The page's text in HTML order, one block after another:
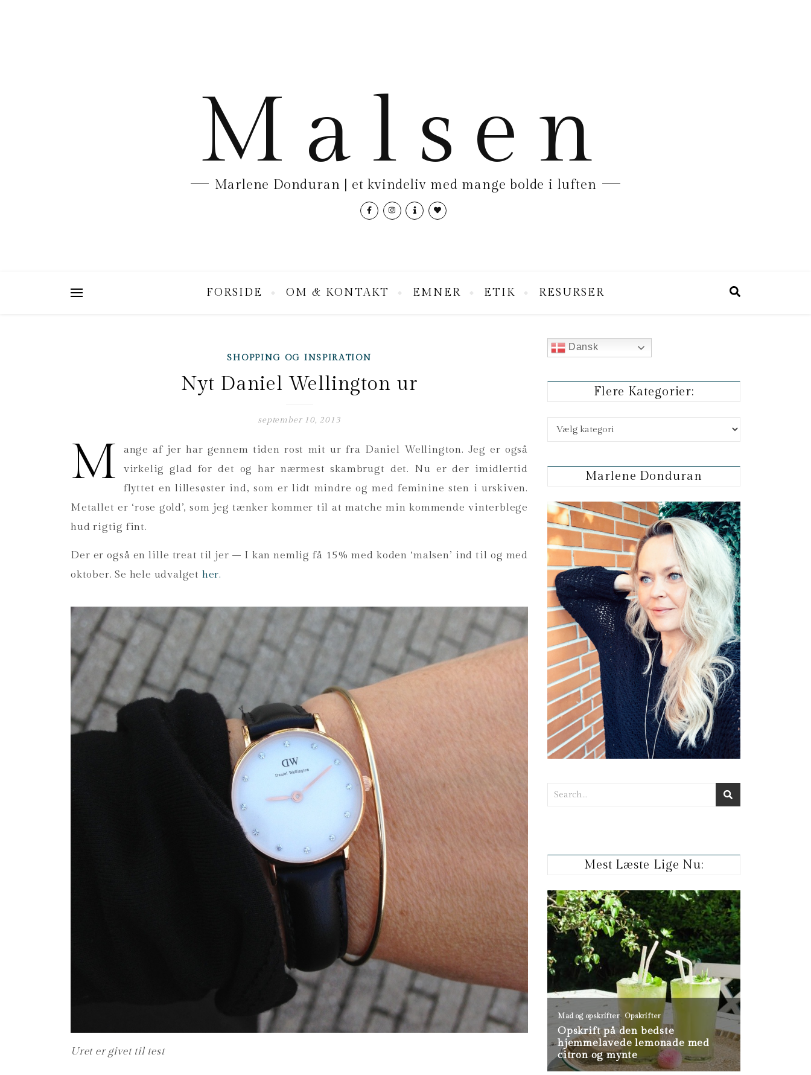
Malsen
Marlene Donduran | et kvindeliv med mange bolde i luften
FORSIDE OM & KONTAKT EMNER ETIK RESURSER
SHOPPING OG INSPIRATION
Nyt Daniel Wellington ur
september 10, 2013
M
ange af jer har gennem tiden rost mit ur fra Daniel Wellington. Jeg er også
virkelig glad for det og har nærmest skambrugt det. Nu er der imidlertid
flyttet en lillesøster ind, som er lidt mindre og med feminine sten i urskiven.
Metallet er ‘rose gold’, som jeg tænker kommer til at matche min kommende vinterblege
hud rigtig fint.
Der er også en lille treat til jer – I kan nemlig få 15% med koden ‘malsen’ ind til og med
oktober. Se hele udvalget her.
Uret er givet til test
Dansk
Flere Kategorier:
Flere kategorier:
Marlene Donduran
Mest Læste Lige Nu: